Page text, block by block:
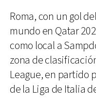
Roma, con un gol
mundo en Qatar
como local a
zona de
League, en partido
de la Liga de Italia